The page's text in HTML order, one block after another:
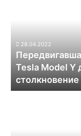
допустила
столкновение
самолётом
28.04.2022
Tesla Model Y